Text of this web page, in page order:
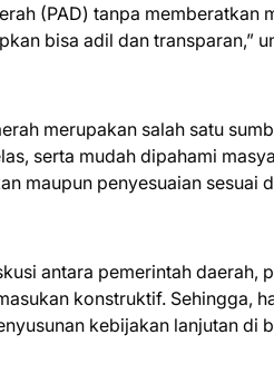
(PAD) tanpa memberatkan
bisa adil dan transparan,”
merupakan salah satu
serta mudah dipahami
maupun penyesuaian sesuai
antara pemerintah daerah,
konstruktif. Sehingga,
kebijakan lanjutan di